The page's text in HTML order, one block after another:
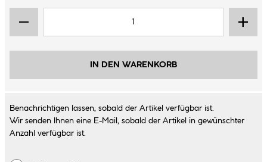
IN DEN WARENKORB
Benachrichtigen lassen, sobald der Artikel verfügbar ist.
Wir senden Ihnen eine E-Mail, sobald der Artikel in gewünschter
Anzahl verfügbar ist.